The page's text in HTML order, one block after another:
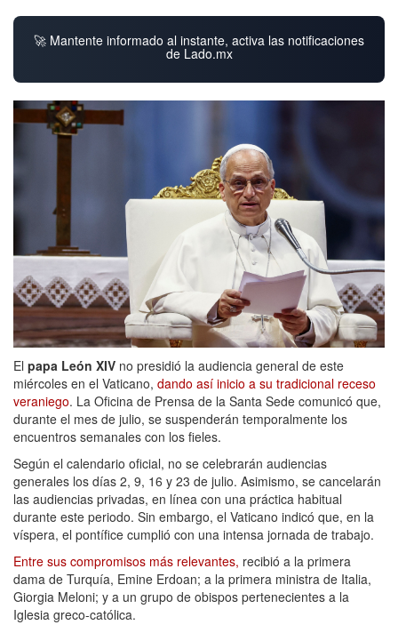
🚀 Mantente informado al instante, activa las notificaciones
de Lado.mx
El papa León XIV no presidió la audiencia general de este
miércoles en el Vaticano, dando así inicio a su tradicional receso
veraniego. La Oficina de Prensa de la Santa Sede comunicó que,
durante el mes de julio, se suspenderán temporalmente los
encuentros semanales con los fieles.
Según el calendario oficial, no se celebrarán audiencias
generales los días 2, 9, 16 y 23 de julio. Asimismo, se cancelarán
las audiencias privadas, en línea con una práctica habitual
durante este periodo. Sin embargo, el Vaticano indicó que, en la
víspera, el pontífice cumplió con una intensa jornada de trabajo.
Entre sus compromisos más relevantes, recibió a la primera
dama de Turquía, Emine Erdoan; a la primera ministra de Italia,
Giorgia Meloni; y a un grupo de obispos pertenecientes a la
Iglesia greco-católica.